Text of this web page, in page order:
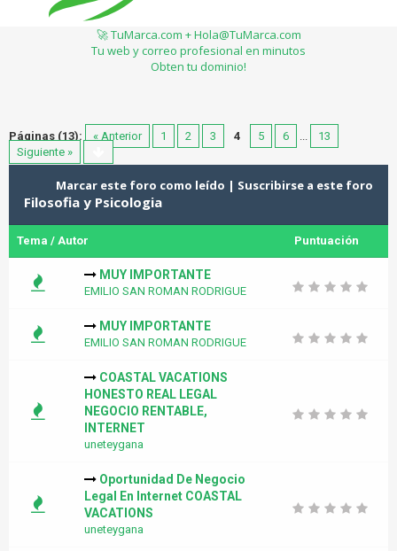
🚀 TuMarca.com + Hola@TuMarca.com
Tu web y correo profesional en minutos
Obten tu dominio!
Páginas (13): « Anterior 1 2 3 4 5 6 ...
13
Siguiente »
Marcar este foro como leído | Suscribirse a este foro
Filosofia y Psicologia
Tema / Autor Puntuación
MUY IMPORTANTE
EMILIO SAN ROMAN RODRIGUE
MUY IMPORTANTE
EMILIO SAN ROMAN RODRIGUE
COASTAL VACATIONS
HONESTO REAL LEGAL
NEGOCIO RENTABLE,
INTERNET
uneteygana
Oportunidad De Negocio
Legal En Internet COASTAL
VACATIONS
uneteygana